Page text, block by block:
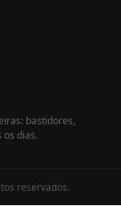
bastidores,
dias.
reservados.